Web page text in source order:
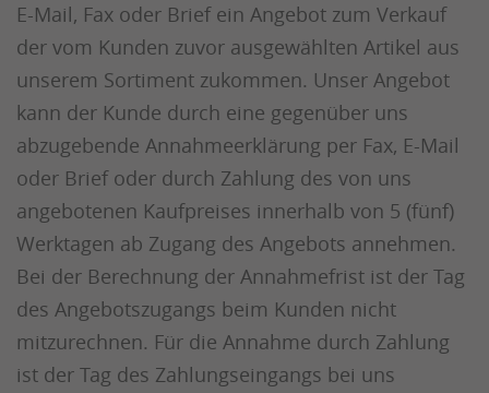
E-Mail, Fax oder Brief ein Angebot zum Verkauf
der vom Kunden zuvor ausgewählten Artikel aus
unserem Sortiment zukommen. Unser Angebot
kann der Kunde durch eine gegenüber uns
abzugebende Annahmeerklärung per Fax, E-Mail
oder Brief oder durch Zahlung des von uns
angebotenen Kaufpreises innerhalb von 5 (fünf)
Werktagen ab Zugang des Angebots annehmen.
Bei der Berechnung der Annahmefrist ist der Tag
des Angebotszugangs beim Kunden nicht
mitzurechnen. Für die Annahme durch Zahlung
ist der Tag des Zahlungseingangs bei uns